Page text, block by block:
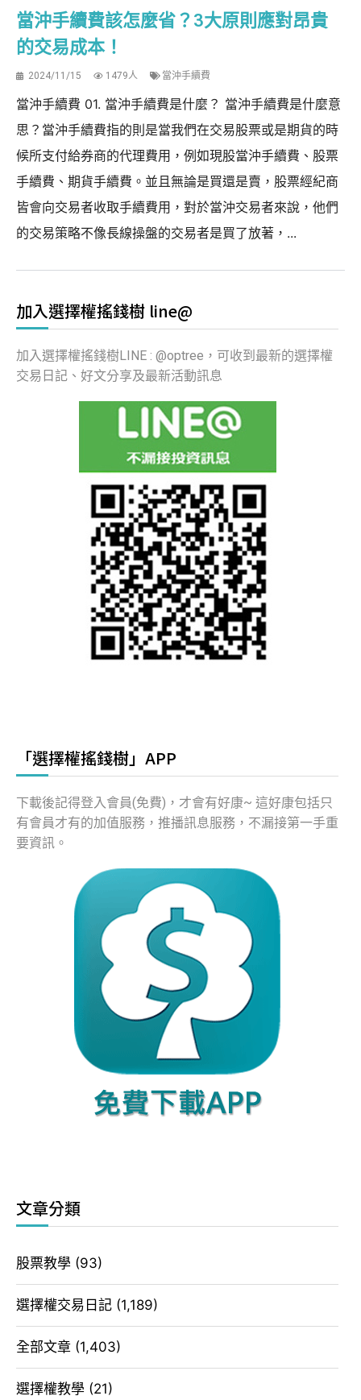
當沖手續費該怎麼省？3大原則應對昂貴
的交易成本！
2024/11/15 1479人 當沖手續費
當沖手續費 01. 當沖手續費是什麼？ 當沖手續費是什麼意
思？當沖手續費指的則是當我們在交易股票或是期貨的時
候所支付給券商的代理費用，例如現股當沖手續費、股票
手續費、期貨手續費。並且無論是買還是賣，股票經紀商
皆會向交易者收取手續費用，對於當沖交易者來說，他們
的交易策略不像長線操盤的交易者是買了放著，...
加入選擇權搖錢樹 line@
加入選擇權搖錢樹LINE : @optree，可收到最新的選擇權
交易日記、好文分享及最新活動訊息
「選擇權搖錢樹」APP
下載後記得登入會員(免費)，才會有好康~ 這好康包括只
有會員才有的加值服務，推播訊息服務，不漏接第一手重
要資訊。
文章分類
股票教學 (93)
選擇權交易日記 (1,189)
全部文章 (1,403)
選擇權教學 (21)